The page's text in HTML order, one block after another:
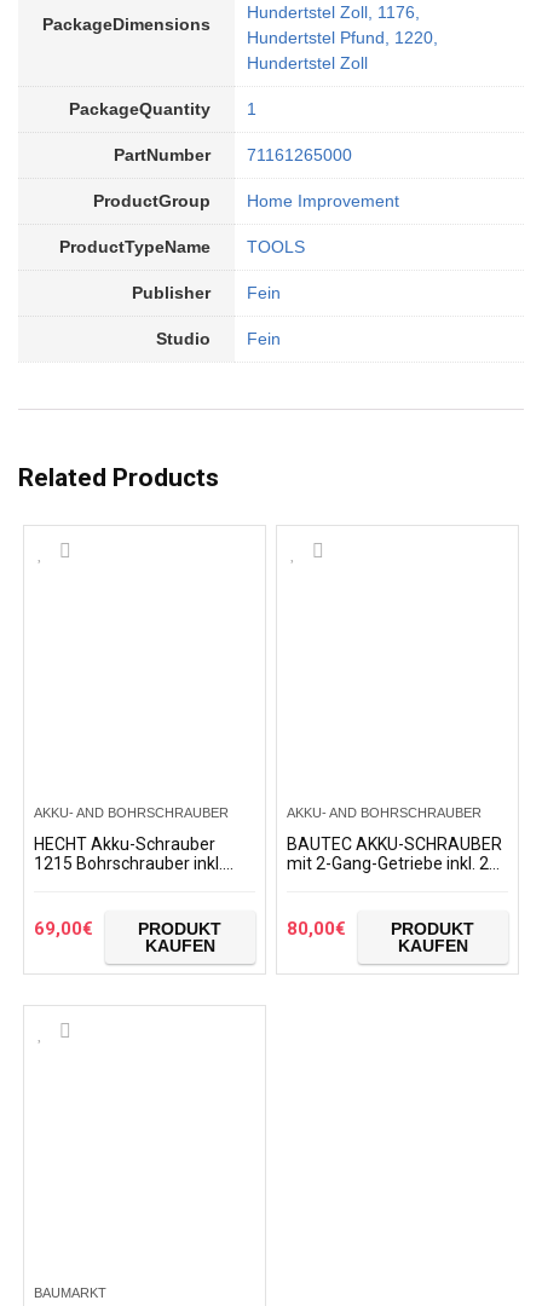
PackageDimensions
Hundertstel Zoll, 1176,
Hundertstel Pfund, 1220,
Hundertstel Zoll
PackageQuantity 1
PartNumber 71161265000
ProductGroup Home Improvement
ProductTypeName TOOLS
Publisher Fein
Studio Fein
Related Products
AKKU- AND BOHRSCHRAUBER
HECHT Akku-Schrauber
1215 Bohrschrauber inkl.
69,00€
PRODUKT
KAUFEN
AKKU- AND BOHRSCHRAUBER
BAUTEC AKKU-SCHRAUBER
mit 2-Gang-Getriebe inkl. 2x
80,00€
PRODUKT
KAUFEN
BAUMARKT